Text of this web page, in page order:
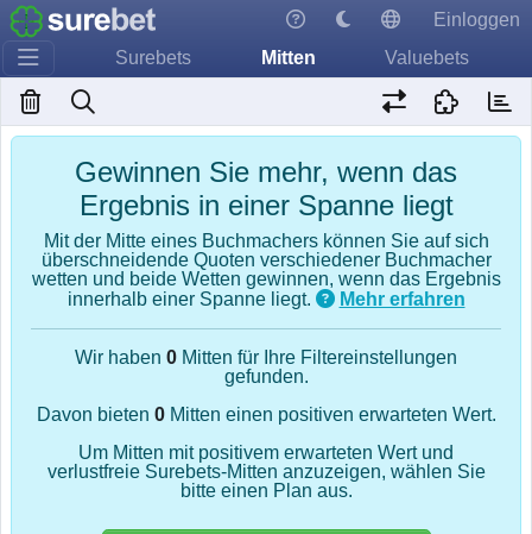
Surebets Mitten Valuebets
Einloggen
Gewinnen Sie mehr, wenn das
Ergebnis in einer Spanne liegt
Mit der Mitte eines Buchmachers können Sie auf sich
überschneidende Quoten verschiedener Buchmacher
wetten und beide Wetten gewinnen, wenn das Ergebnis
innerhalb einer Spanne liegt.
Mehr erfahren
Wir haben 0 Mitten für Ihre Filtereinstellungen
gefunden.
Davon bieten 0Mitten einen positiven erwarteten Wert.
Um Mitten mit positivem erwarteten Wert und
verlustfreie Surebets-Mitten anzuzeigen, wählen Sie
bitte einen Plan aus.